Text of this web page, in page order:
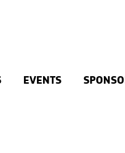
EVENTS